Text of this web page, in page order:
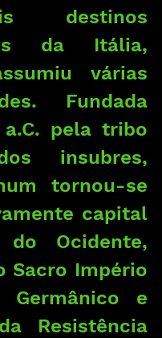
destinos
da Itália,
várias
Fundada
pela tribo
insubres,
tornou-se
capital
do Ocidente,
Sacro Império
Germânico e
Resistência